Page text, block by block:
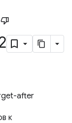
after
к